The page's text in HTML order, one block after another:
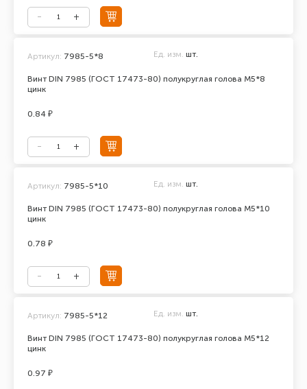
Винт DIN 7985 (ГОСТ 17473-80) полукруглая голова М5*8
цинк
Артикул: 7985-5*8 Ед. изм. шт.
0.84 ₽
Винт DIN 7985 (ГОСТ 17473-80) полукруглая голова М5*10
цинк
Артикул: 7985-5*10 Ед. изм. шт.
0.78 ₽
Винт DIN 7985 (ГОСТ 17473-80) полукруглая голова М5*12
цинк
Артикул: 7985-5*12 Ед. изм. шт.
0.97 ₽